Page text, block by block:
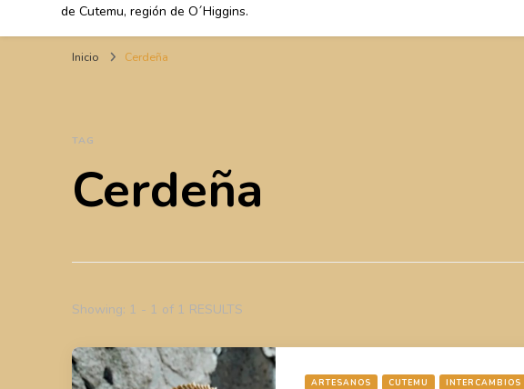
de Cutemu, región de O´Higgins.
Inicio Cerdeña
TAG
Cerdeña
Showing: 1 - 1 of 1 RESULTS
ARTESANOS CUTEMU INTERCAMBIOS